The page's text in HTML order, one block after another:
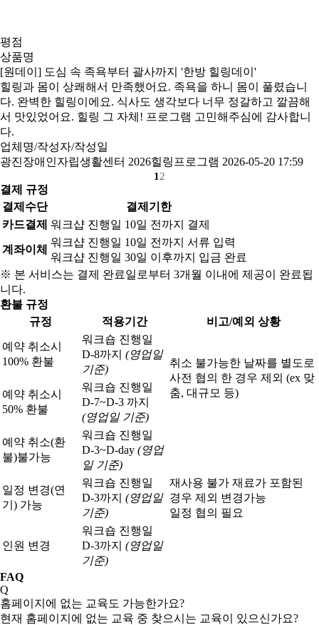
평점
상품명
[원데이] 도심 속 족욕부터 괄사까지 '한방 힐링데이'
힐링과 몸이 상쾌해서 만족했어요. 족욕을 하니 몸이 풀렸습니
다. 완벽한 힐링이에요. 식사도 생각보다 너무 정갈하고 깔끔해
서 맛있었어요. 힐링 그 자체! 프로그램 고민해주심에 감사합니
다.
업체명/작성자/작성일
광진장애인자립생활센터 2026힐링프로그램 2026-05-20 17:59
1 2
결제 규정
결제수단
결제기한
카드결제 워크샵 진행일 10일 전까지 결제
계좌이체
워크샵 진행일 10일 전까지 서류 입력
워크샵 진행일 30일 이후까지 입금 완료
※ 본 서비스는 결제 완료일로부터 3개월 이내에 제공이 완료됩
니다.
환불 규정
규정
적용기간 비고/예외 상황
예약 취소시
100% 환불
워크숍 진행일
D-8까지 (영업일
기준)
취소 불가능한 날짜를 별도로
사전 협의 한 경우 제외 (ex 맞
춤, 대규모 등)
예약 취소시
50% 환불
워크숍 진행일
D-7~D-3 까지
(영업일 기준)
예약 취소(환
불)불가능
워크숍 진행일
D-3~D-day (영업
일 기준)
일정 변경(연
기) 가능
워크숍 진행일
D-3까지 (영업일
기준)
재사용 불가 재료가 포함된
경우 제외 변경가능
일정 협의 필요
인원 변경
워크숍 진행일
D-3까지 (영업일
기준)
FAQ
Q
홈페이지에 없는 교육도 가능한가요?
현재 홈페이지에 없는 교육 중 찾으시는 교육이 있으신가요?